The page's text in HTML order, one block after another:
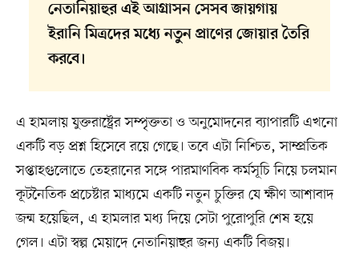
নেতানিয়াহুর এই আগ্রাসন সেসব জায়গায়
ইরানি মিত্রদের মধ্যে নতুন প্রাণের জোয়ার তৈরি
করবে।
এ হামলায় যুক্তরাষ্ট্রের সম্পৃক্ততা ও অনুমোদনের ব্যাপারটি এখনো
একটি বড় প্রশ্ন হিসেবে রয়ে গেছে। তবে এটা নিশ্চিত, সাম্প্রতিক
সপ্তাহগুলোতে তেহরানের সঙ্গে পারমাণবিক কর্মসূচি নিয়ে চলমান
কূটনৈতিক প্রচেষ্টার মাধ্যমে একটি নতুন চুক্তির যে ক্ষীণ আশাবাদ
জন্ম হয়েছিল, এ হামলার মধ্য দিয়ে সেটা পুরোপুরি শেষ হয়ে
গেল। এটা স্বল্প মেয়াদে নেতানিয়াহুর জন্য একটি বিজয়।